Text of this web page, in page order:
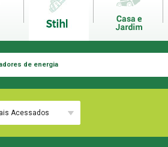
de energia
Acessados